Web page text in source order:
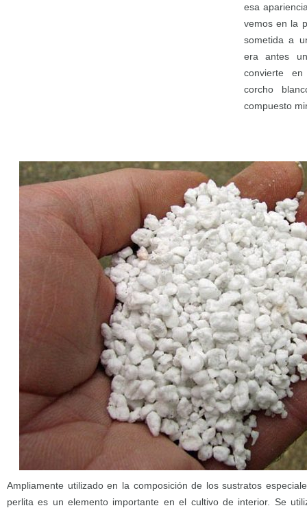
esa
vemos en la
sometida a
era antes
convierte
corcho
compuesto
Ampliamente utilizado en la composición de los sustratos
perlita es un elemento importante en el cultivo de interior. Se